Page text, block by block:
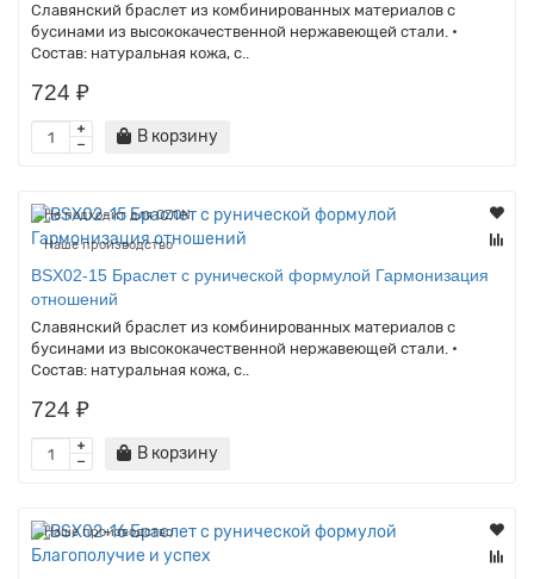
Славянский браслет из комбинированных материалов с
бусинами из высококачественной нержавеющей стали. •
Состав: натуральная кожа, с..
724 ₽
В корзину
Не подходит для OZON
Наше производство
BSX02-15 Браслет с рунической формулой Гармонизация
отношений
Славянский браслет из комбинированных материалов с
бусинами из высококачественной нержавеющей стали. •
Состав: натуральная кожа, с..
724 ₽
В корзину
Наше производство